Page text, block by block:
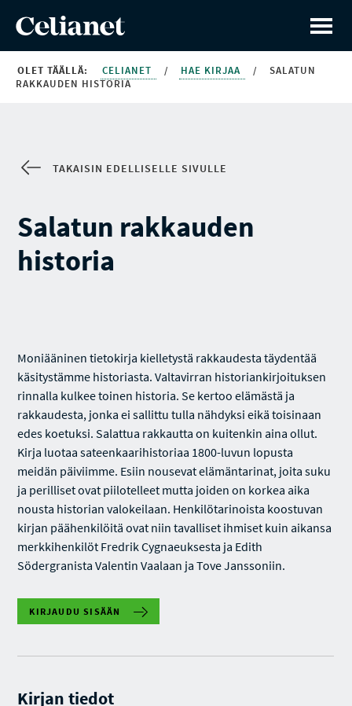
OLET TÄÄLLÄ: CELIANET / HAE KIRJAA /
SALATUN
RAKKAUDEN HISTORIA
TAKAISIN EDELLISELLE SIVULLE
Salatun rakkauden
historia
Moniääninen tietokirja kielletystä rakkaudesta täydentää
käsitystämme historiasta. Valtavirran historiankirjoituksen
rinnalla kulkee toinen historia. Se kertoo elämästä ja
rakkaudesta, jonka ei sallittu tulla nähdyksi eikä toisinaan
edes koetuksi. Salattua rakkautta on kuitenkin aina ollut.
Kirja luotaa sateenkaarihistoriaa 1800-luvun lopusta
meidän päiviimme. Esiin nousevat elämäntarinat, joita suku
ja perilliset ovat piilotelleet mutta joiden on korkea aika
nousta historian valokeilaan. Henkilötarinoista koostuvan
kirjan päähenkilöitä ovat niin tavalliset ihmiset kuin aikansa
merkkihenkilöt Fredrik Cygnaeuksesta ja Edith
Södergranista Valentin Vaalaan ja Tove Janssoniin.
KIRJAUDU SISÄÄN
Kirjan tiedot